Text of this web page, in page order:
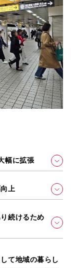
幅に拡張
上
続けるため
て地域の暮らし